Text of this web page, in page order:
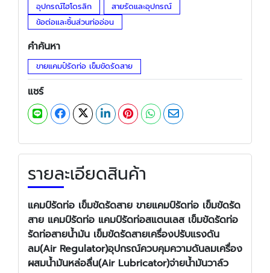
อุปกรณ์ไฮโดรลิก
สายรัดและอุปกรณ์
ข้อต่อและชิ้นส่วนท่ออ่อน
คำค้นหา
ขายแคมป์รัดท่อ เข็มขัดรัดสาย
แชร์
รายละเอียดสินค้า
แคมป์รัดท่อ เข็มขัดรัดสาย ขายแคมป์รัดท่อ เข็มขัดรัด
สาย แคมป์รัดท่อ แคมป์รัดท่อสแตนเลส เข็มขัดรัดท่อ
รัดท่อสายน้ำมัน เข็มขัดรัดสายเครื่องปรับแรงดัน
ลม(Air Regulator)อุปกรณ์ควบคุมความดันลมเครื่อง
ผสมน้ำมันหล่อลื่น(Air Lubricator)จ่ายน้ำมันวาล์ว